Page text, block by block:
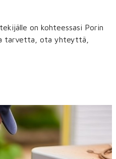
on kohteessasi Porin
tarvetta, ota yhteyttä,